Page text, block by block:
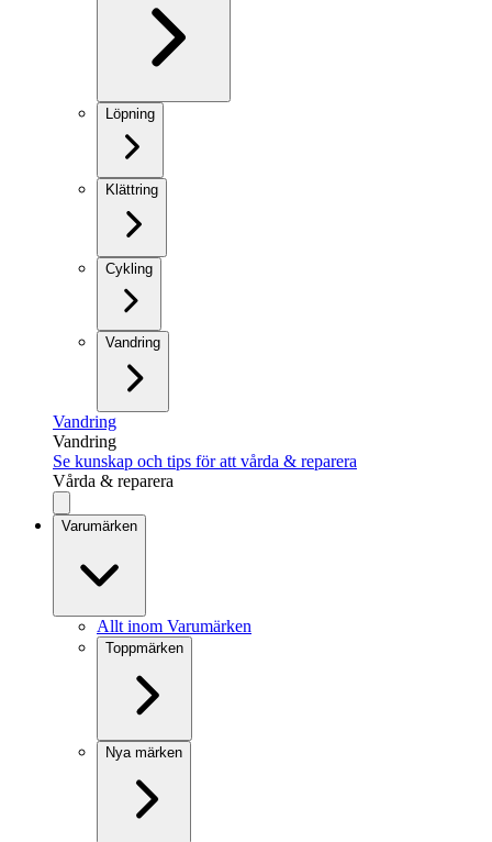
Löpning
Klättring
Cykling
Vandring
Vandring
Vandring
Se kunskap och tips för att vårda & reparera
Vårda & reparera
Varumärken
Allt inom Varumärken
Toppmärken
Nya märken